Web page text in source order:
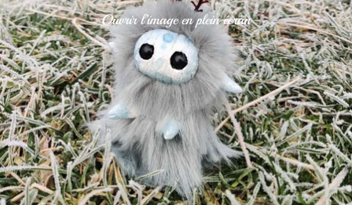
Ouvrir l’image en plein écran